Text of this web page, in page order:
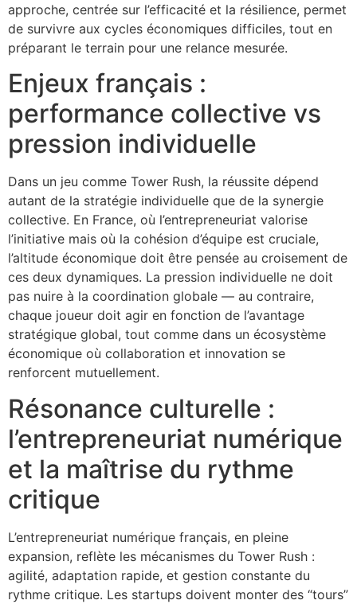
approche, centrée sur l’efficacité et la résilience, permet
de survivre aux cycles économiques difficiles, tout en
préparant le terrain pour une relance mesurée.
Enjeux français :
performance collective vs
pression individuelle
Dans un jeu comme Tower Rush, la réussite dépend
autant de la stratégie individuelle que de la synergie
collective. En France, où l’entrepreneuriat valorise
l’initiative mais où la cohésion d’équipe est cruciale,
l’altitude économique doit être pensée au croisement de
ces deux dynamiques. La pression individuelle ne doit
pas nuire à la coordination globale — au contraire,
chaque joueur doit agir en fonction de l’avantage
stratégique global, tout comme dans un écosystème
économique où collaboration et innovation se
renforcent mutuellement.
Résonance culturelle :
l’entrepreneuriat numérique
et la maîtrise du rythme
critique
L’entrepreneuriat numérique français, en pleine
expansion, reflète les mécanismes du Tower Rush :
agilité, adaptation rapide, et gestion constante du
rythme critique. Les startups doivent monter des “tours”